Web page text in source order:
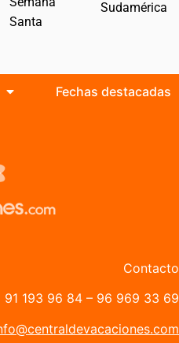
Santa
Sudamérica
Fechas destacadas
Contacto
91 193 96 84 – 96 969 33 69